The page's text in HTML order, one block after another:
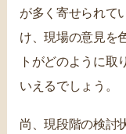
が多く寄せられて
け、現場の意見を
トがどのように取
いえるでしょう。
尚、現段階の検討